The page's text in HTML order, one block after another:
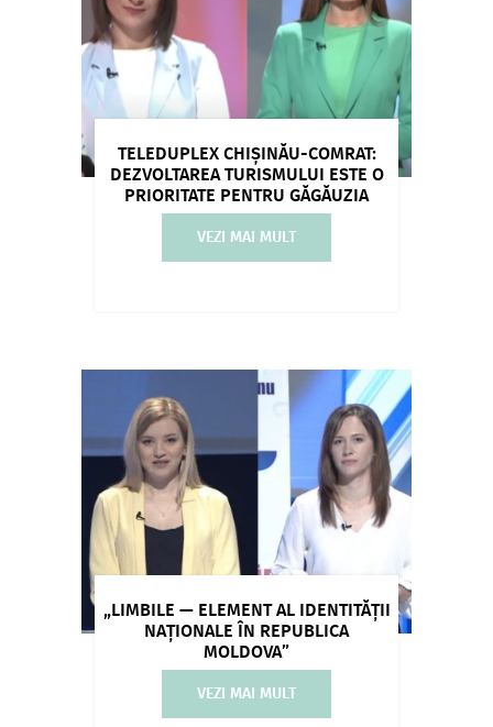
TELEDUPLEX CHIȘINĂU-COMRAT:
DEZVOLTAREA TURISMULUI ESTE O
PRIORITATE PENTRU GĂGĂUZIA
VEZI MAI MULT
„LIMBILE — ELEMENT AL IDENTITĂȚII
NAȚIONALE ÎN REPUBLICA
MOLDOVA”
VEZI MAI MULT